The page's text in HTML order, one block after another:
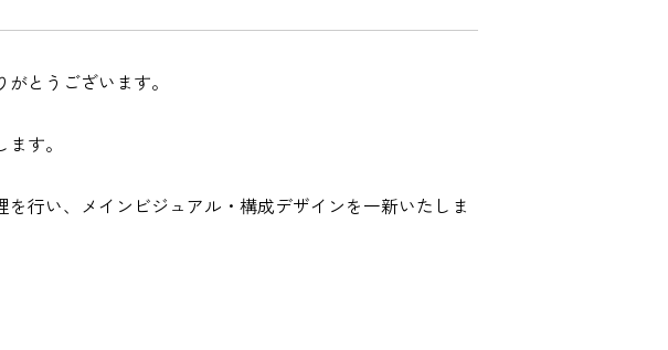
とうございます。
す。
行い、メインビジュアル・構成デザインを一新いたしま